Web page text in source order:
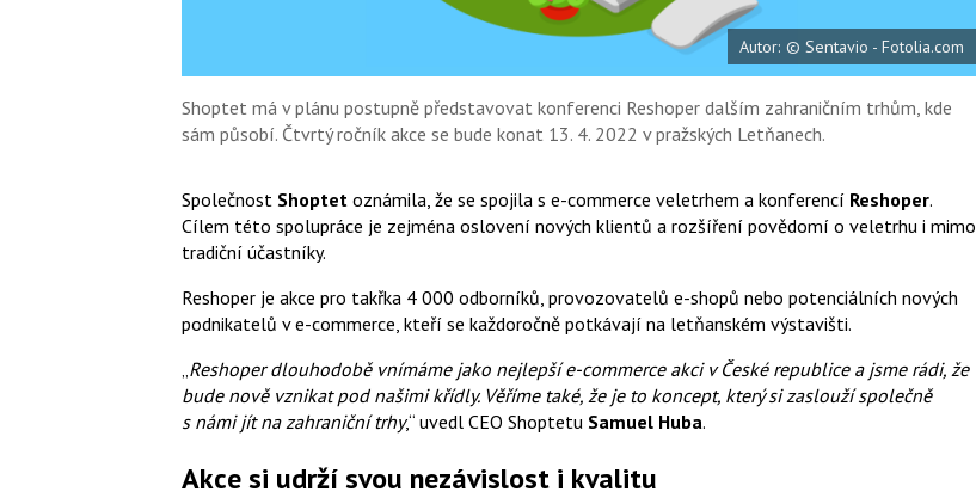
Autor: © Sentavio - Fotolia.com
Shoptet má v plánu postupně představovat konferenci Reshoper dalším zahraničním trhům, kde
sám působí. Čtvrtý ročník akce se bude konat 13. 4. 2022 v pražských Letňanech.
Společnost Shoptet oznámila, že se spojila s e-commerce veletrhem a konferencí Reshoper.
Cílem této spolupráce je zejména oslovení nových klientů a rozšíření povědomí o veletrhu i mimo
tradiční účastníky.
Reshoper je akce pro takřka 4 000 odborníků, provozovatelů e-shopů nebo potenciálních nových
podnikatelů v e-commerce, kteří se každoročně potkávají na letňanském výstavišti.
Reshoper dlouhodobě vnímáme jako nejlepší e-commerce akci v České republice a jsme rádi, že
bude nově vznikat pod našimi křídly. Věříme také, že je to koncept, který si zaslouží společně
s námi jít na zahraniční trhy,“ uvedl CEO Shoptetu Samuel Huba.
Akce si udrží svou nezávislost i kvalitu